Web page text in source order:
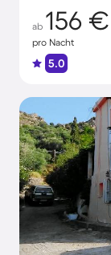
ab 156 €
pro Nacht
5.0